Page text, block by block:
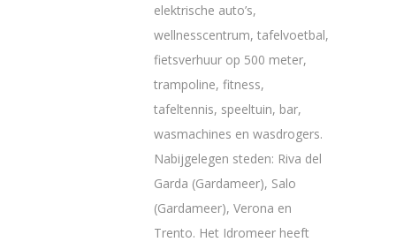
elektrische auto’s,
wellnesscentrum, tafelvoetbal,
fietsverhuur op 500 meter,
trampoline, fitness,
tafeltennis, speeltuin, bar,
wasmachines en wasdrogers.
Nabijgelegen steden: Riva del
Garda (Gardameer), Salo
(Gardameer), Verona en
Trento. Het Idromeer heeft